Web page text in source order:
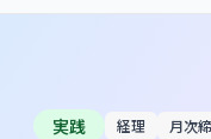
実践 経理 月次